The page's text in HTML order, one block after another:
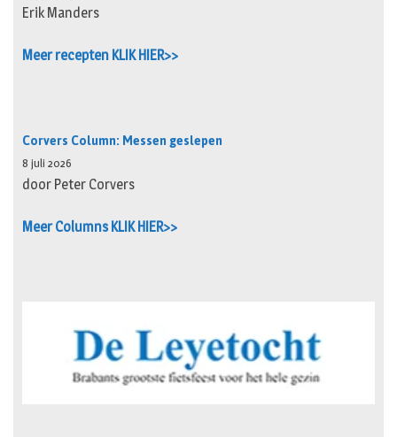
Erik Manders
Meer recepten KLIK HIER>>
Corvers Column: Messen geslepen
8 juli 2026
door Peter Corvers
Meer Columns KLIK HIER>>